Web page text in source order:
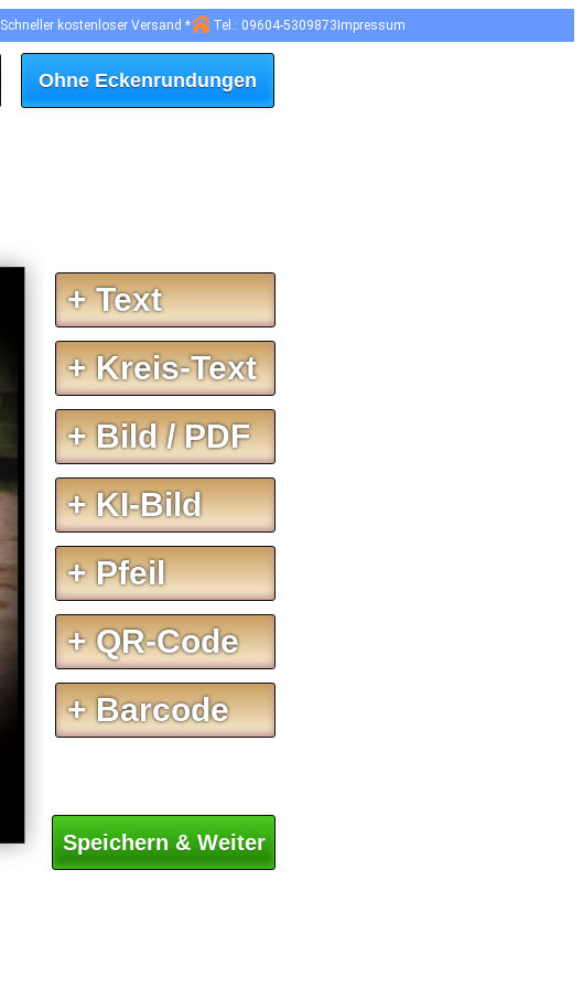
Schneller kostenloser Versand * Tel.: 09604-5309873 Impressum
Ohne Eckenrundungen
+ Text
+ Kreis-Text
+ Bild / PDF
+ KI-Bild
+ Pfeil
+ QR-Code
+ Barcode
Speichern & Weiter